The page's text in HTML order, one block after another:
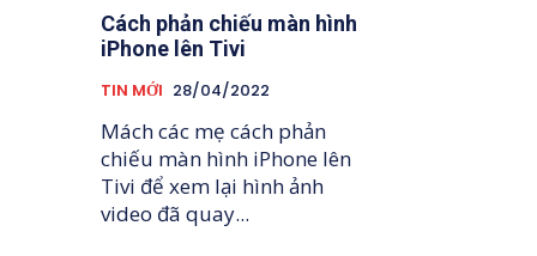
Cách phản chiếu màn hình
iPhone lên Tivi
TIN MỚI 28/04/2022
Mách các mẹ cách phản
chiếu màn hình iPhone lên
Tivi để xem lại hình ảnh
video đã quay...